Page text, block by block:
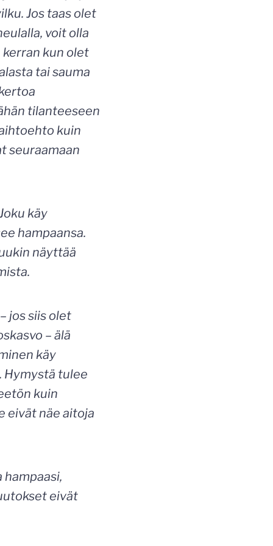
Jos taas olet
voit olla
kerran kun olet
tai sauma
tilanteeseen
kuin
seuraamaan
käy
hampaansa.
näyttää
jos siis olet
– älä
käy
Hymystä tulee
kuin
eivät näe aitoja
eivät